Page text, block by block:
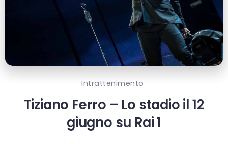
Intrattenimento
Tiziano Ferro – Lo stadio il 12
giugno su Rai 1